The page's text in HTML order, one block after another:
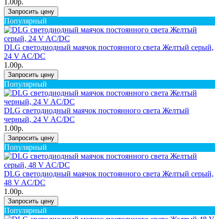
Запросить цену
Популярный
DLG светодиодный маячок постоянного света Желтый серый,
24 V AC/DC
1.00р.
Запросить цену
Популярный
DLG светодиодный маячок постоянного света Желтый
черный, 24 V AC/DC
1.00р.
Запросить цену
Популярный
DLG светодиодный маячок постоянного света Желтый серый,
48 V AC/DC
1.00р.
Запросить цену
Популярный